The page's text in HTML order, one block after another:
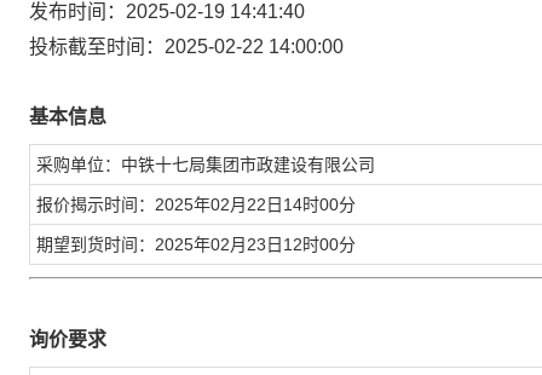
发布时间：2025-02-19 14:41:40
投标截至时间：2025-02-22 14:00:00
基本信息
采购单位：中铁十七局集团市政建设有限公司
报价揭示时间：2025年02月22日14时00分
期望到货时间：2025年02月23日12时00分
询价要求